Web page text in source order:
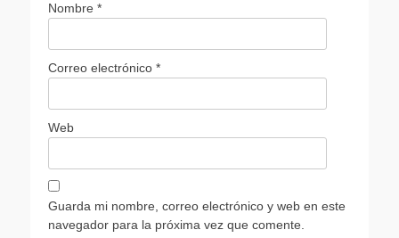
Nombre *
Correo electrónico *
Web
Guarda mi nombre, correo electrónico y web en este
navegador para la próxima vez que comente.